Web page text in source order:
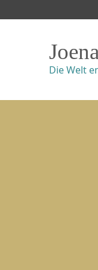
Die Welt